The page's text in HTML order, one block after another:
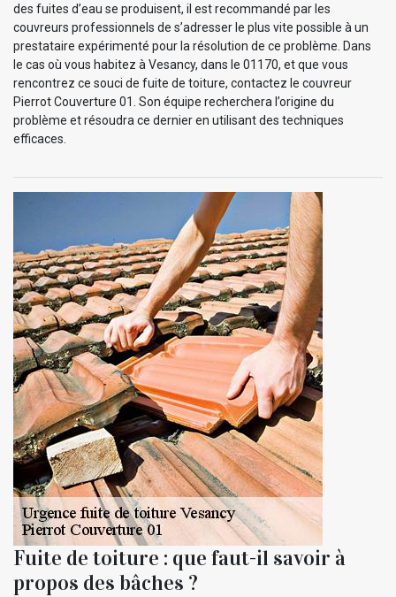
des fuites d’eau se produisent, il est recommandé par les
couvreurs professionnels de s’adresser le plus vite possible à un
prestataire expérimenté pour la résolution de ce problème. Dans
le cas où vous habitez à Vesancy, dans le 01170, et que vous
rencontrez ce souci de fuite de toiture, contactez le couvreur
Pierrot Couverture 01. Son équipe recherchera l’origine du
problème et résoudra ce dernier en utilisant des techniques
efficaces.
Fuite de toiture : que faut-il savoir à
propos des bâches ?